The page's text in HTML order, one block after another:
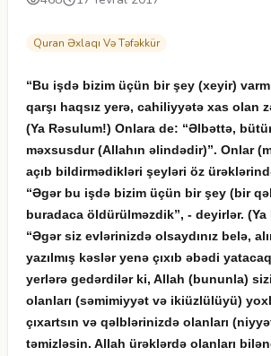
Quran Əxlaqı Və Təfəkkür
“Bu işdə bizim üçün birşey (xeyir) varm
qarşı haqsız yerə, cahiliyyətə xas olan
(Ya Rəsulum!) Onlara de: “Əlbəttə,
məxsusdur (Allahın əlindədir)”. Onlar
açıb bildirmədikləri şeyləri öz
“Əgər bu işdə bizim üçün bir şey (bir
buradaca öldürülməzdik”, - deyirlər. (Ya
“Əgər siz evlərinizdə olsaydınız belə,
yazılmış kəslər yenə çıxıb əbədi
yerlərə gedərdilər ki, Allah (bununla)
olanları (səmimiyyət və ikiüzlülüyü)
çıxartsın və qəlblərinizdə olanları
təmizləsin. Allah ürəklərdə olanları